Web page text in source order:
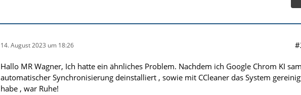
14. August 2023 um 18:26
Hallo MR Wagner, Ich hatte ein ähnliches Problem. Nachdem ich Google Chrom KI
automatischer Synchronisierung deinstalliert , sowie mit CCleaner das System
habe , war Ruhe!